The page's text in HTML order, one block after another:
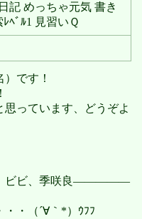
記 めっちゃ元気 書き
ﾍﾞﾙ1 見習いＱ
です！
っています、どうぞよ
、ビビ、季咲良―――――
・（´∀｀*）ｳﾌﾌ